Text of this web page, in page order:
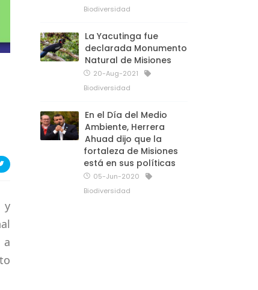
y
a
Biodiversidad
La Yacutinga fue
declarada Monumento
Natural de Misiones
20-Aug-2021
Biodiversidad
En el Día del Medio
Ambiente, Herrera
Ahuad dijo que la
fortaleza de Misiones
está en sus políticas
05-Jun-2020
Biodiversidad